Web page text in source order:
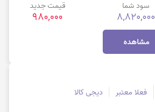
سود شما
8,820,000
قیمت جدید
980,000
مشاهده
فعلا معتبر دیجی کالا